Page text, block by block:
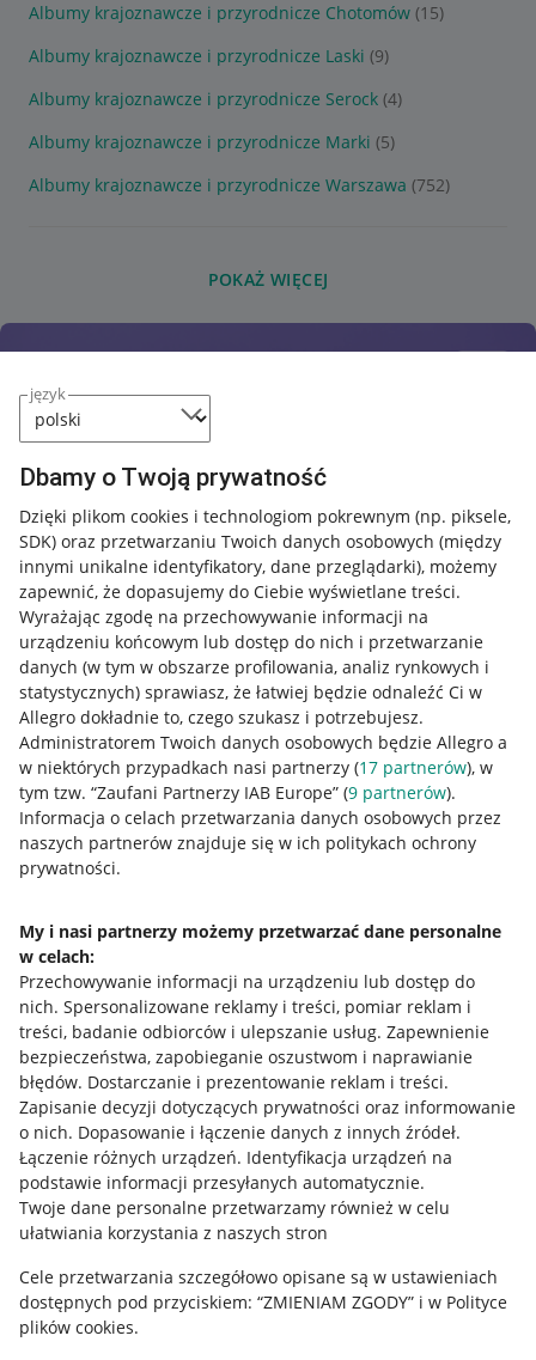
język
Dbamy o Twoją prywatność
Dzięki plikom cookies i technologiom pokrewnym (np. piksele,
SDK) oraz przetwarzaniu Twoich danych osobowych (między
innymi unikalne identyfikatory, dane przeglądarki), możemy
zapewnić, że dopasujemy do Ciebie wyświetlane treści.
Wyrażając zgodę na przechowywanie informacji na
urządzeniu końcowym lub dostęp do nich i przetwarzanie
danych (w tym w obszarze profilowania, analiz rynkowych i
statystycznych) sprawiasz, że łatwiej będzie odnaleźć Ci w
Allegro dokładnie to, czego szukasz i potrzebujesz.
Administratorem Twoich danych osobowych będzie Allegro a
w niektórych przypadkach nasi partnerzy (17 partnerów), w
tym tzw. “Zaufani Partnerzy IAB Europe” (9 partnerów).
Informacja o celach przetwarzania danych osobowych przez
naszych partnerów znajduje się w ich politykach ochrony
prywatności.
My i nasi partnerzy możemy przetwarzać dane personalne
w celach:
Przechowywanie informacji na urządzeniu lub dostęp do
nich. Spersonalizowane reklamy i treści, pomiar reklam i
treści, badanie odbiorców i ulepszanie usług. Zapewnienie
bezpieczeństwa, zapobieganie oszustwom i naprawianie
błędów. Dostarczanie i prezentowanie reklam i treści.
Zapisanie decyzji dotyczących prywatności oraz informowanie
o nich. Dopasowanie i łączenie danych z innych źródeł.
Łączenie różnych urządzeń. Identyfikacja urządzeń na
podstawie informacji przesyłanych automatycznie.
Twoje dane personalne przetwarzamy również w celu
ułatwiania korzystania z naszych stron
Cele przetwarzania szczegółowo opisane są w ustawieniach
dostępnych pod przyciskiem: “ZMIENIAM ZGODY” i w Polityce
plików cookies.
Albumy krajoznawcze i przyrodnicze Chotomów (15)
Albumy krajoznawcze i przyrodnicze Laski (9)
Albumy krajoznawcze i przyrodnicze Serock (4)
Albumy krajoznawcze i przyrodnicze Marki (5)
Albumy krajoznawcze i przyrodnicze Warszawa (752)
POKAŻ WIĘCEJ
Przydatne informacje
Jak to działa
Allegro Gadane dla sprzedających
Allegro Gadane dla kupujących
Mapa miejscowości
Informacje prawne
Regulamin
Polityka plików "cookies"
Ustawienia plików "cookies"
Udostępnianie lokalizacji
Informacje dla Aktu o Usługach Cyfrowych